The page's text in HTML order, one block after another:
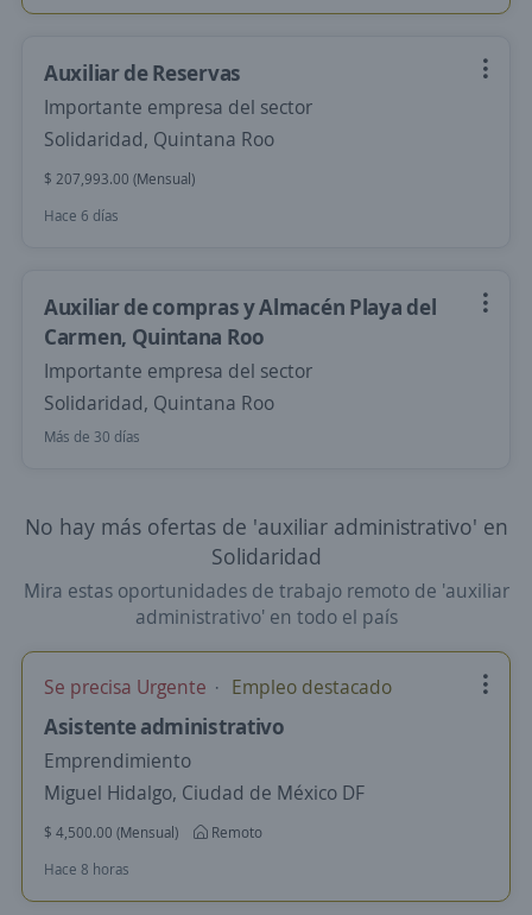
Auxiliar de Reservas
Importante empresa del sector
Solidaridad, Quintana Roo
$ 207,993.00 (Mensual)
Hace 6 días
Auxiliar de compras y Almacén Playa del
Carmen, Quintana Roo
Importante empresa del sector
Solidaridad, Quintana Roo
Más de 30 días
No hay más ofertas de 'auxiliar administrativo' en
Solidaridad
Mira estas oportunidades de trabajo remoto de 'auxiliar
administrativo' en todo el país
Se precisa Urgente Empleo destacado
Asistente administrativo
Emprendimiento
Miguel Hidalgo, Ciudad de México DF
$ 4,500.00 (Mensual)
Remoto
Hace 8 horas